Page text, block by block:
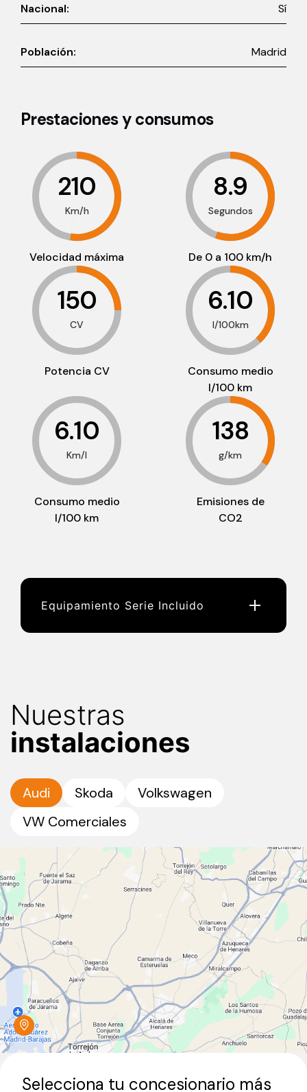
Nacional: Sí
Población: Madrid
Prestaciones y consumos
210
Km/h
Velocidad máxima
8.9
Segundos
De 0 a 100 km/h
150
CV
Potencia CV
6.10
l/100km
Consumo medio
l/100 km
6.10
Km/l
Consumo medio
l/100 km
138
g/km
Emisiones de
CO2
Equipamiento Serie Incluido
Nuestras
instalaciones
Audi Skoda
Volkswagen
VW Comerciales
Selecciona tu concesionario más